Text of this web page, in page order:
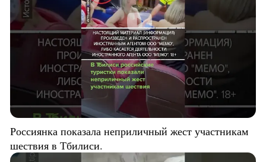
Россиянка показала неприличный жест участникам
шествия в Тбилиси.